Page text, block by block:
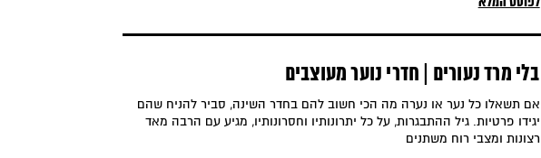
בלי מרד נעורים | חדרי נוער מעוצבים
אם תשאלו כל נער או נערה מה הכי חשוב להם בחדר השינה, סביר להניח שהם
יגידו פרטיות. גיל ההתבגרות, על כל יתרונותיו וחסרונותיו, מגיע עם הרבה מאד
רצונות ומצבי רוח משתנים